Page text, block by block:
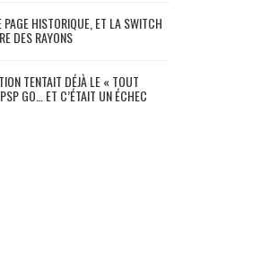
PAGE HISTORIQUE, ET LA SWITCH
DES RAYONS
TENTAIT DÉJÀ LE « TOUT
GO… ET C’ÉTAIT UN ÉCHEC